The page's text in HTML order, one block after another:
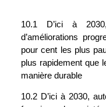
10.1 D’ici à
d’améliorations
pour cent les plus
plus rapidement que
manière durable
10.2 D’ici à 2030,